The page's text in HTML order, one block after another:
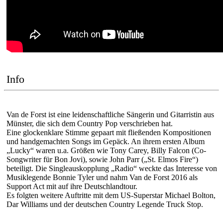
Info
Van de Forst ist eine leidenschaftliche Sängerin und Gitarristin aus
Münster, die sich dem Country Pop verschrieben hat.
Eine glockenklare Stimme gepaart mit fließenden Kompositionen
und handgemachten Songs im Gepäck. An ihrem ersten Album
„Lucky“ waren u.a. Größen wie Tony Carey, Billy Falcon (Co-
Songwriter für Bon Jovi), sowie John Parr („St. Elmos Fire“)
beteiligt. Die Singleauskopplung „Radio“ weckte das Interesse von
Musiklegende Bonnie Tyler und nahm Van de Forst 2016 als
Support Act mit auf ihre Deutschlandtour.
Es folgten weitere Auftritte mit dem US-Superstar Michael Bolton,
Dar Williams und der deutschen Country Legende Truck Stop.